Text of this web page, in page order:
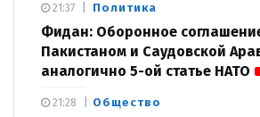
Политика
Фидан: Оборонное
Пакистаном и Саудовской
аналогично 5-ой статье НАТО
21:37
Общество
21:28